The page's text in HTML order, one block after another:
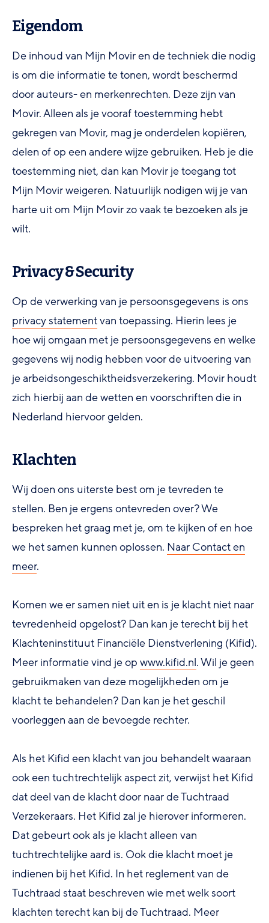
Eigendom
De inhoud van Mijn Movir en de techniek die nodig
is om die informatie te tonen, wordt beschermd
door auteurs- en merkenrechten. Deze zijn van
Movir. Alleen als je vooraf toestemming hebt
gekregen van Movir, mag je onderdelen kopiëren,
delen of op een andere wijze gebruiken. Heb je die
toestemming niet, dan kan Movir je toegang tot
Mijn Movir weigeren. Natuurlijk nodigen wij je van
harte uit om Mijn Movir zo vaak te bezoeken als je
wilt.
Privacy & Security
Op de verwerking van je persoonsgegevens is ons
privacy statementvan toepassing. Hierin lees je
hoe wij omgaan met je persoonsgegevens en welke
gegevens wij nodig hebben voor de uitvoering van
je arbeidsongeschiktheidsverzekering. Movir houdt
zich hierbij aan de wetten en voorschriften die in
Nederland hiervoor gelden.
Klachten
Wij doen ons uiterste best om je tevreden te
stellen. Ben je ergens ontevreden over? We
bespreken het graag met je, om te kijken of en hoe
we het samen kunnen oplossen. Naar Contact en
meer.
Komen we er samen niet uit en is je klacht niet naar
tevredenheid opgelost? Dan kan je terecht bij het
Klachteninstituut Financiële Dienstverlening (Kifid).
Meer informatie vind je op www.kifid.nl. Wil je geen
gebruikmaken van deze mogelijkheden om je
klacht te behandelen? Dan kan je het geschil
voorleggen aan de bevoegde rechter.
Als het Kifid een klacht van jou behandelt waaraan
ook een tuchtrechtelijk aspect zit, verwijst het Kifid
dat deel van de klacht door naar de Tuchtraad
Verzekeraars. Het Kifid zal je hierover informeren.
Dat gebeurt ook als je klacht alleen van
tuchtrechtelijke aard is. Ook die klacht moet je
indienen bij het Kifid. In het reglement van de
Tuchtraad staat beschreven wie met welk soort
klachten terecht kan bij de Tuchtraad. Meer